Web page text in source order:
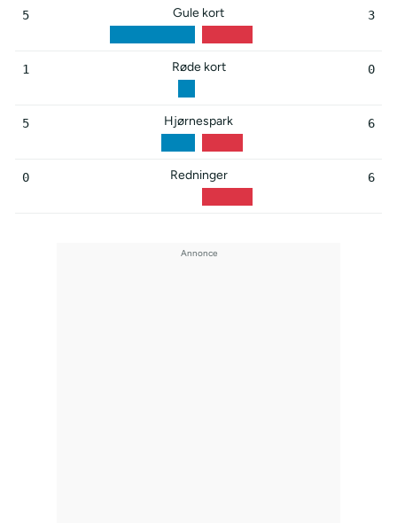
5 Gule kort 3
1 Røde kort 0
5 Hjørnespark 6
0 Redninger 6